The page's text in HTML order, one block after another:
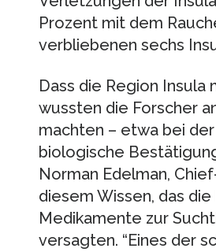
Prozent mit dem
verbliebenen sechs
Dass die Region
wussten die Forscher
machten – etwa bei
biologische
Norman Edelman,
diesem Wissen, das
Medikamente zur
versagten. “Eines der